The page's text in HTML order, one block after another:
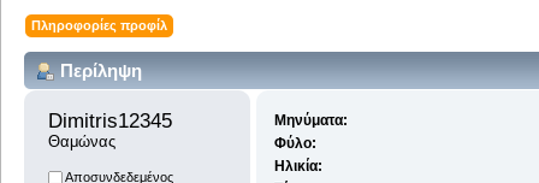
Πληροφορίες προφίλ
Περίληψη
Dimitris12345
Θαμώνας
Αποσυνδεδεμένος
Μηνύματα:
Φύλο:
Ηλικία: